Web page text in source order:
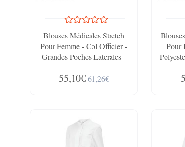
Blouses Médicales Stretch
Pour Femme - Col Officier -
Grandes Poches Latérales -
55,10€61,26€
Pour